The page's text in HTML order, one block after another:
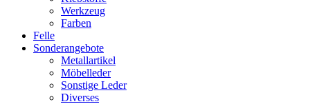
Werkzeug
Farben
Felle
Sonderangebote
Metallartikel
Möbelleder
Sonstige Leder
Diverses